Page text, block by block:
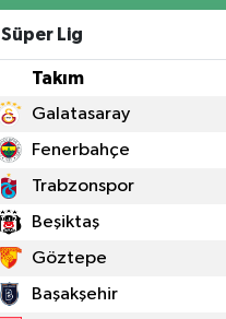
Süper Lig
Takım
Galatasaray
Fenerbahçe
Trabzonspor
Beşiktaş
Göztepe
Başakşehir